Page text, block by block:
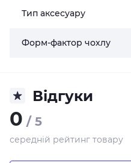
Тип аксесуару
Форм-фактор чохлу
Відгуки
0 / 5
середній рейтинг товару